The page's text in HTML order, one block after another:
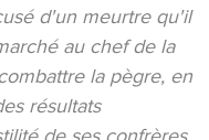
d'un meurtre qu'il
au chef de la
la pègre, en
résultats